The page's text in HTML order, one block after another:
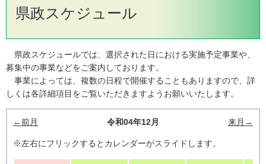
県政スケジュール
県政スケジュールでは、選択された日における実施予定事業や、
募集中の事業などをご案内しております。
事業によっては、複数の日程で開催することもありますので、詳
しくは各詳細項目をご覧いただきますようお願いいたします。
←前月 令和04年12月 来月→
※左右にフリックするとカレンダーがスライドします。